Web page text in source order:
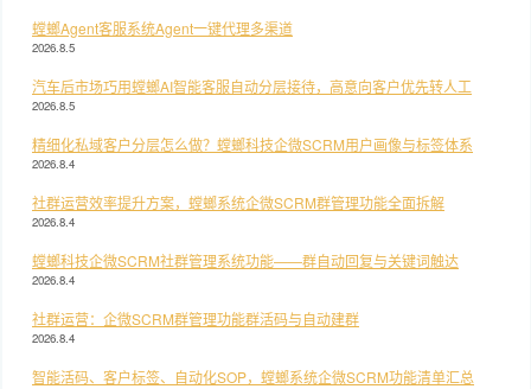
螳螂Agent客服系统Agent一键代理多渠道
2026.8.5
汽车后市场巧用螳螂AI智能客服自动分层接待，高意向客户优先转人工
2026.8.5
精细化私域客户分层怎么做？螳螂科技企微SCRM用户画像与标签体系
2026.8.4
社群运营效率提升方案，螳螂系统企微SCRM群管理功能全面拆解
2026.8.4
螳螂科技企微SCRM社群管理系统功能——群自动回复与关键词触达
2026.8.4
社群运营：企微SCRM群管理功能群活码与自动建群
2026.8.4
智能活码、客户标签、自动化SOP，螳螂系统企微SCRM功能清单汇总